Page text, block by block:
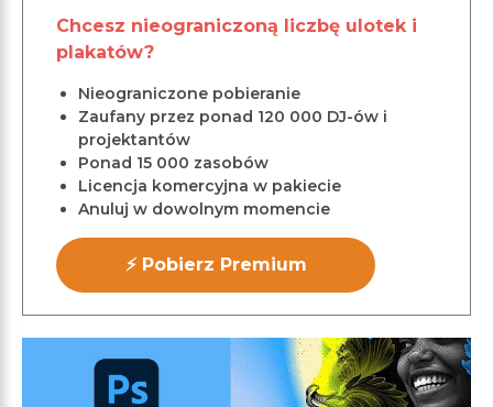
Chcesz nieograniczoną liczbę ulotek i
plakatów?
Nieograniczone pobieranie
Zaufany przez ponad 120 000 DJ-ów i
projektantów
Ponad 15 000 zasobów
Licencja komercyjna w pakiecie
Anuluj w dowolnym momencie
⚡ Pobierz Premium